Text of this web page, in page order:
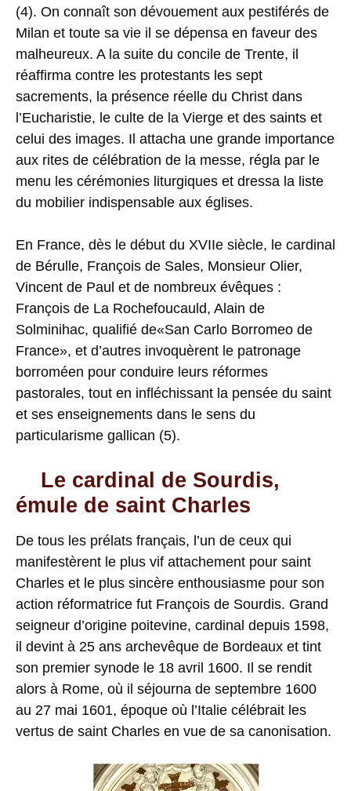
(4). On connaît son dévouement aux pestiférés de
Milan et toute sa vie il se dépensa en faveur des
malheureux. A la suite du concile de Trente, il
réaffirma contre les protestants les sept
sacrements, la présence réelle du Christ dans
l’Eucharistie, le culte de la Vierge et des saints et
celui des images. Il attacha une grande importance
aux rites de célébration de la messe, régla par le
menu les cérémonies liturgiques et dressa la liste
du mobilier indispensable aux églises.
En France, dès le début du XVIIe siècle, le cardinal
de Bérulle, François de Sales, Monsieur Olier,
Vincent de Paul et de nombreux évêques :
François de La Rochefoucauld, Alain de
Solminihac, qualifié de«San Carlo Borromeo de
France», et d’autres invoquèrent le patronage
borroméen pour conduire leurs réformes
pastorales, tout en infléchissant la pensée du saint
et ses enseignements dans le sens du
particularisme gallican (5).
Le cardinal de Sourdis,
émule de saint Charles
De tous les prélats français, l’un de ceux qui
manifestèrent le plus vif attachement pour saint
Charles et le plus sincère enthousiasme pour son
action réformatrice fut François de Sourdis. Grand
seigneur d’origine poitevine, cardinal depuis 1598,
il devint à 25 ans archevêque de Bordeaux et tint
son premier synode le 18 avril 1600. Il se rendit
alors à Rome, où il séjourna de septembre 1600
au 27 mai 1601, époque où l’Italie célébrait les
vertus de saint Charles en vue de sa canonisation.